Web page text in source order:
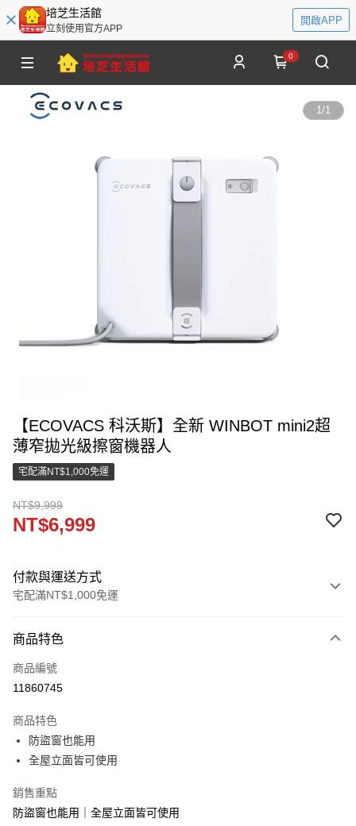
培芝生活館
立刻使用官方APP
開啟APP
0
1/1
【ECOVACS 科沃斯】全新 WINBOT mini2超
薄窄拋光級擦窗機器人
宅配滿NT$1,000免運
NT$9,999
NT$6,999
付款與運送方式
宅配滿NT$1,000免運
信用卡一次付款
LINE Pay
悠遊付
ATM付款
運送方式
商品特色
商品編號
11860745
商品特色
防盜窗也能用
全屋立面皆可使用
銷售重點
防盜窗也能用｜全屋立面皆可使用